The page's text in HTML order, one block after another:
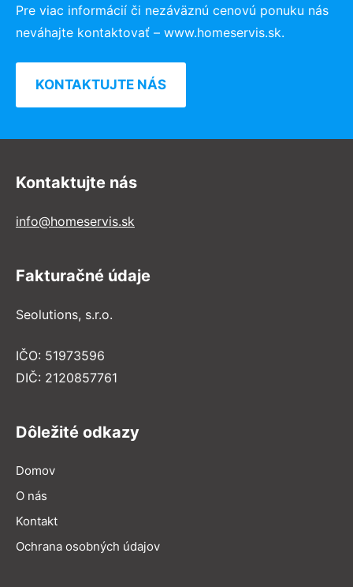
Pre viac informácií či nezáväznú cenovú ponuku nás
neváhajte kontaktovať – www.homeservis.sk.
KONTAKTUJTE NÁS
Kontaktujte nás
info@homeservis.sk
Fakturačné údaje
Seolutions, s.r.o.
IČO: 51973596
DIČ: 2120857761
Dôležité odkazy
Domov
O nás
Kontakt
Ochrana osobných údajov